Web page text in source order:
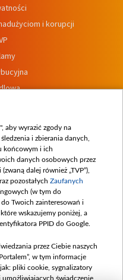
i korupcji
aby wyrazić zgody na
i zbierania danych,
końcowym i ich
danych osobowych przez
dalej również „TVP”),
pozostałych Zaufanych
(w tym do
Twoich zainteresowań i
wskazujemy poniżej, a
PPID do Google.
przez Ciebie naszych
w tym informacje
pliki cookie, sygnalizatory
świadczenie